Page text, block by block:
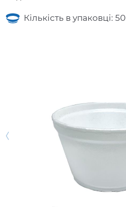
Кількість в упаковці: 50